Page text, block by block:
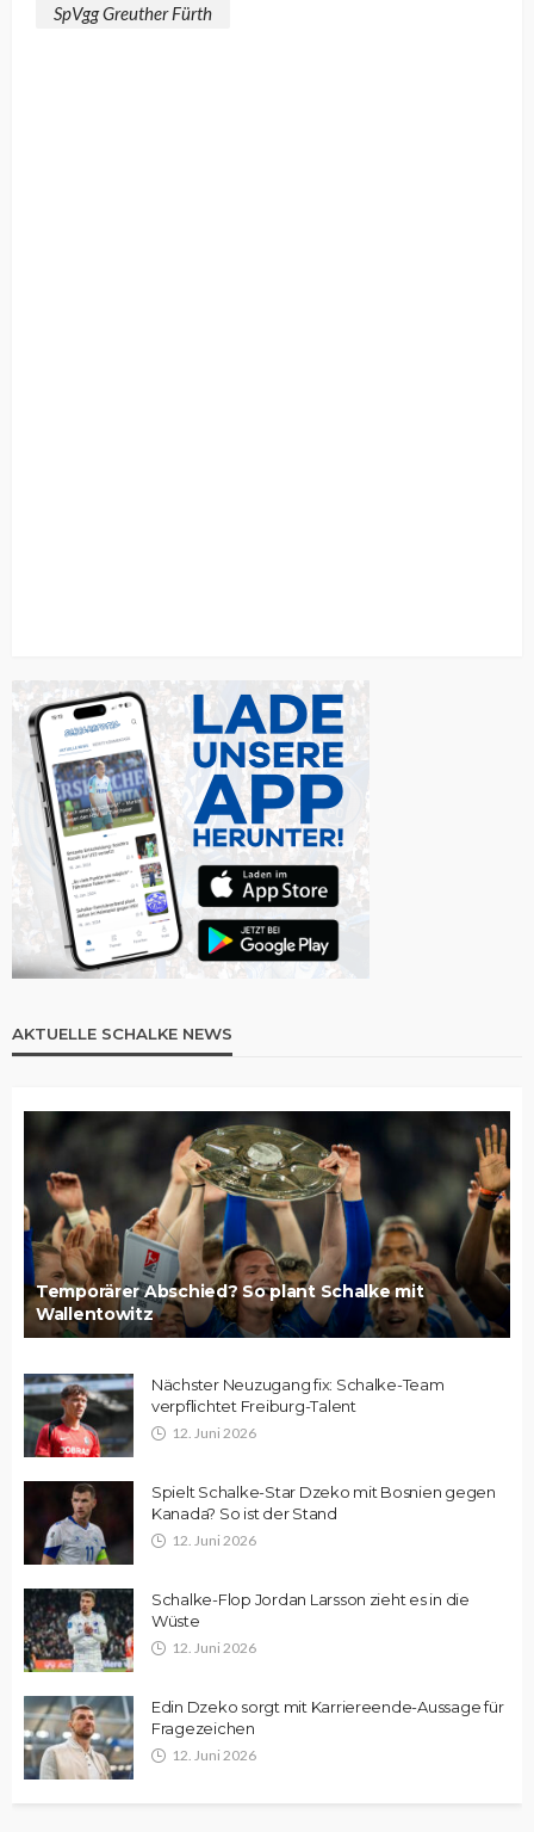
SpVgg Greuther Fürth
AKTUELLE SCHALKE NEWS
Temporärer Abschied? So plant Schalke mit
Wallentowitz
Nächster Neuzugang fix: Schalke-Team
verpflichtet Freiburg-Talent
12. Juni 2026
Spielt Schalke-Star Dzeko mit Bosnien gegen
Kanada? So ist der Stand
12. Juni 2026
Schalke-Flop Jordan Larsson zieht es in die
Wüste
12. Juni 2026
Edin Dzeko sorgt mit Karriereende-Aussage für
Fragezeichen
12. Juni 2026